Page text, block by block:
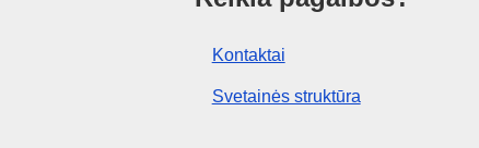
Kontaktai
Svetainės struktūra